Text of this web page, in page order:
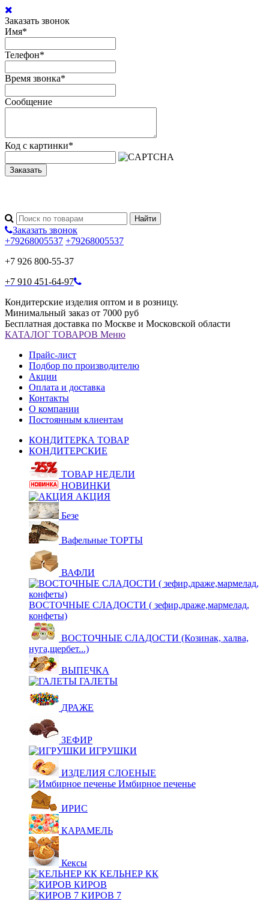
Заказать звонок
Имя*
Телефон*
Время звонка*
Сообщение
Код с картинки*
Заказать
Заказать звонок
+79268005537 +79268005537
+7 926 800-55-37
+7 910 451-64-97
Кондитерские изделия оптом и в розницу.
Минимальный заказ от 7000 руб
Бесплатная доставка по Москве и Московской области
КАТАЛОГ ТОВАРОВ Меню
Прайс-лист
Подбор по производителю
Акции
Оплата и доставка
Контакты
О компании
Постоянным клиентам
КОНДИТЕРКА ТОВАР
КОНДИТЕРСКИЕ
ТОВАР НЕДЕЛИ
НОВИНКИ
АКЦИЯ
Безе
Вафельные ТОРТЫ
ВАФЛИ
ВОСТОЧНЫЕ СЛАДОСТИ ( зефир,драже,мармелад,
конфеты)
ВОСТОЧНЫЕ СЛАДОСТИ (Козинак, халва,
нуга,щербет...)
ВЫПЕЧКА
ГАЛЕТЫ
ДРАЖЕ
ЗЕФИР
ИГРУШКИ
ИЗДЕЛИЯ СЛОЕНЫЕ
Имбирное печенье
ИРИС
КАРАМЕЛЬ
Кексы
КЕЛЬНЕР КК
КИРОВ
КИРОВ 7